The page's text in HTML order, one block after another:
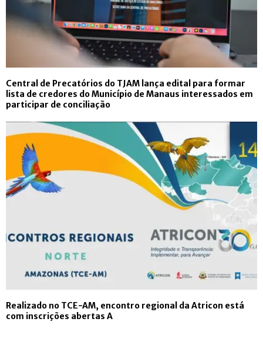
Central de Precatórios do TJAM lança edital para formar
lista de credores do Município de Manaus interessados em
participar de conciliação
Realizado no TCE-AM, encontro regional da Atricon está
com inscrições abertas A